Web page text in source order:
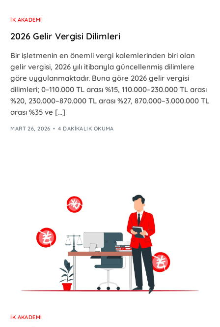
İK AKADEMI
2026 Gelir Vergisi Dilimleri
Bir işletmenin en önemli vergi kalemlerinden biri olan
gelir vergisi, 2026 yılı itibarıyla güncellenmiş dilimlere
göre uygulanmaktadır. Buna göre 2026 gelir vergisi
dilimleri; 0–110.000 TL arası %15, 110.000–230.000 TL arası
%20, 230.000–870.000 TL arası %27, 870.000–3.000.000 TL
arası %35 ve […]
MART 26, 2026 4 DAKIKALIK OKUMA
İK AKADEMI